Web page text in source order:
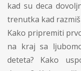
kad su deca
trenutka kad
Kako pripremiti
na kraj sa
deteta? Kako